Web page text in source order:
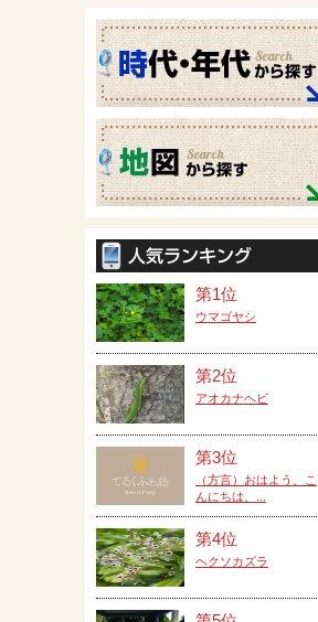
第1位
ウマゴヤシ
第2位
アオカナヘビ
第3位
（方言）おはよう、こ
んにちは、...
第4位
ヘクソカズラ